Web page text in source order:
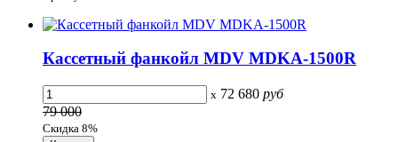
Кассетный фанкойл MDV MDKA-1500R
x 72 680 руб
79 000
Скидка 8%